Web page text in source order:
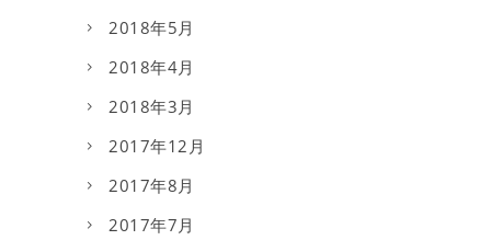
2018年5月
2018年4月
2018年3月
2017年12月
2017年8月
2017年7月